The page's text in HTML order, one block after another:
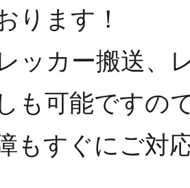
ります！
ッカー搬送、
も可能ですの
もすぐにご対